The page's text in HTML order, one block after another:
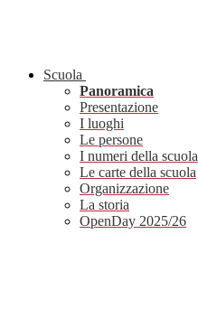
Scuola
Panoramica
Presentazione
I luoghi
Le persone
I numeri della scuola
Le carte della scuola
Organizzazione
La storia
OpenDay 2025/26